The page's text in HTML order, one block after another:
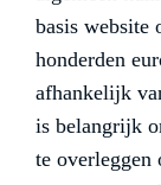
basis website
honderden
afhankelijk
is belangrijk
te overleggen